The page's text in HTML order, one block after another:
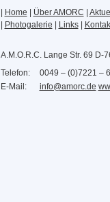
Home Über AMORC
Photogalerie Links|
A.M.O.R.C. Lange Str. 69 D-
Telefon:
0049 – (0)7221 –
E-Mail:
info@amorc.de